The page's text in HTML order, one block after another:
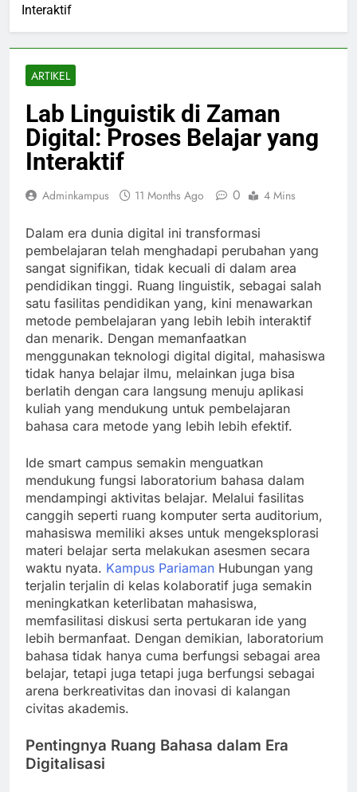
Interaktif
ARTIKEL
Lab Linguistik di Zaman
Digital: Proses Belajar yang
Interaktif
Adminkampus 11 Months Ago 0 4 Mins
Dalam era dunia digital ini transformasi
pembelajaran telah menghadapi perubahan yang
sangat signifikan, tidak kecuali di dalam area
pendidikan tinggi. Ruang linguistik, sebagai salah
satu fasilitas pendidikan yang, kini menawarkan
metode pembelajaran yang lebih lebih interaktif
dan menarik. Dengan memanfaatkan
menggunakan teknologi digital digital, mahasiswa
tidak hanya belajar ilmu, melainkan juga bisa
berlatih dengan cara langsung menuju aplikasi
kuliah yang mendukung untuk pembelajaran
bahasa cara metode yang lebih lebih efektif.
Ide smart campus semakin menguatkan
mendukung fungsi laboratorium bahasa dalam
mendampingi aktivitas belajar. Melalui fasilitas
canggih seperti ruang komputer serta auditorium,
mahasiswa memiliki akses untuk mengeksplorasi
materi belajar serta melakukan asesmen secara
waktu nyata. Kampus Pariaman Hubungan yang
terjalin terjalin di kelas kolaboratif juga semakin
meningkatkan keterlibatan mahasiswa,
memfasilitasi diskusi serta pertukaran ide yang
lebih bermanfaat. Dengan demikian, laboratorium
bahasa tidak hanya cuma berfungsi sebagai area
belajar, tetapi juga tetapi juga berfungsi sebagai
arena berkreativitas dan inovasi di kalangan
civitas akademis.
Pentingnya Ruang Bahasa dalam Era
Digitalisasi